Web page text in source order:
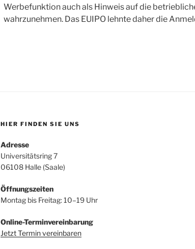
Werbefunktion auch als Hinweis auf die
wahrzunehmen. Das EUIPO lehnte daher die
HIER FINDEN SIE UNS
Adresse
Universitätsring 7
06108 Halle (Saale)
Öffnungszeiten
Montag bis Freitag: 10–19 Uhr
Online-Terminvereinbarung
Jetzt Termin vereinbaren